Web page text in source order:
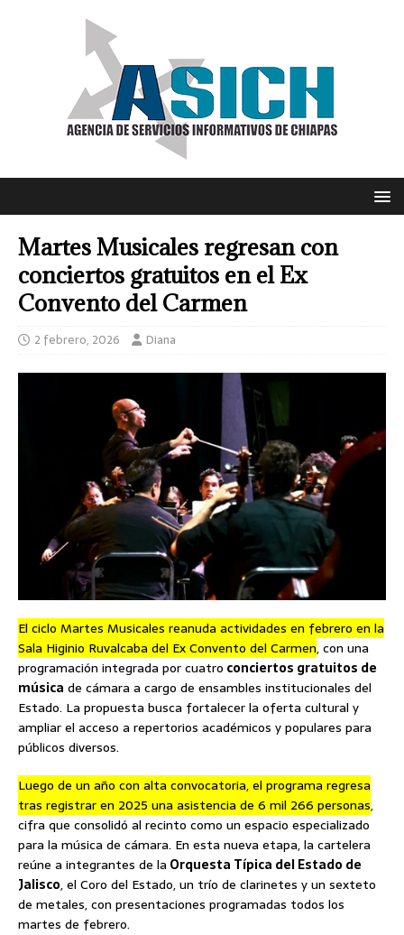
Martes Musicales regresan con
conciertos gratuitos en el Ex
Convento del Carmen
2 febrero, 2026 Diana
El ciclo Martes Musicales reanuda actividades en febrero en la
Sala Higinio Ruvalcaba del Ex Convento del Carmen, con una
programación integrada por cuatro conciertos gratuitos de
música de cámara a cargo de ensambles institucionales del
Estado. La propuesta busca fortalecer la oferta cultural y
ampliar el acceso a repertorios académicos y populares para
públicos diversos.
Luego de un año con alta convocatoria, el programa regresa
tras registrar en 2025 una asistencia de 6 mil 266 personas,
cifra que consolidó al recinto como un espacio especializado
para la música de cámara. En esta nueva etapa, la cartelera
reúne a integrantes de la Orquesta Típica del Estado de
Jalisco, el Coro del Estado, un trío de clarinetes y un sexteto
de metales, con presentaciones programadas todos los
martes de febrero.